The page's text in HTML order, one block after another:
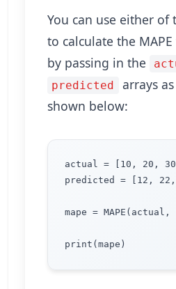
You can use either of
to calculate the
by passing in the
predicted
arrays
shown below:
actual = [10, 20,
predicted = [12, 22,
mape =